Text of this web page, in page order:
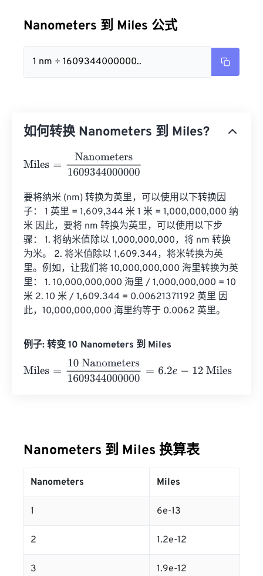
Nanometers 到 Miles 公式
1 nm ÷ 1609344000000..
如何转换 Nanometers 到 Miles?
Miles Nanometers1609344000000
要将纳米 (nm) 转换为英里，可以使用以下转换因
子： 1 英里 = 1,609,344 米 1 米 = 1,000,000,000 纳
米 因此，要将 nm 转换为英里，可以使用以下步
骤： 1. 将纳米值除以 1,000,000,000，将 nm 转换
为米。 2. 将米值除以 1,609.344，将米转换为英
里。例如，让我们将 10,000,000,000 海里转换为英
里： 1. 10,000,000,000 海里 / 1,000,000,000 = 10
米 2. 10 米 / 1,609.344 = 0.00621371192 英里 因
此，10,000,000,000 海里约等于 0.0062 英里。
例子: 转变 10 Nanometers 到 Miles
Miles
10 Nanometers1609344000000 = 6.2 e-12
Nanometers 到 Miles 换算表
Nanometers Miles
1 6e-13
2 1.2e-12
3 1.9e-12